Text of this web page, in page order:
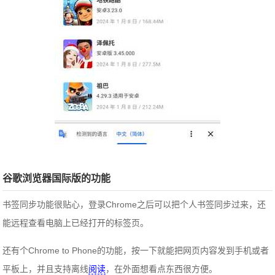
谷歌浏览器国际版的功能
书签同步功能很贴心，登录Chrome之后可以把个人书签同步过来，还
能远程查看电脑上已经打开的标签页。
还有个Chrome to Phone的功能，按一下就能把网页内容发到手机或者
平板上，并且支持离线阅读，在外面想看点东西很方便。